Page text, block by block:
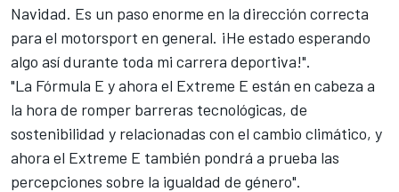
Navidad. Es un paso enorme en la dirección correcta
para el motorsport en general. ¡He estado esperando
algo así durante toda mi carrera deportiva!".
"La Fórmula E y ahora el Extreme E están en cabeza a
la hora de romper barreras tecnológicas, de
sostenibilidad y relacionadas con el cambio climático, y
ahora el Extreme E también pondrá a prueba las
percepciones sobre la igualdad de género".